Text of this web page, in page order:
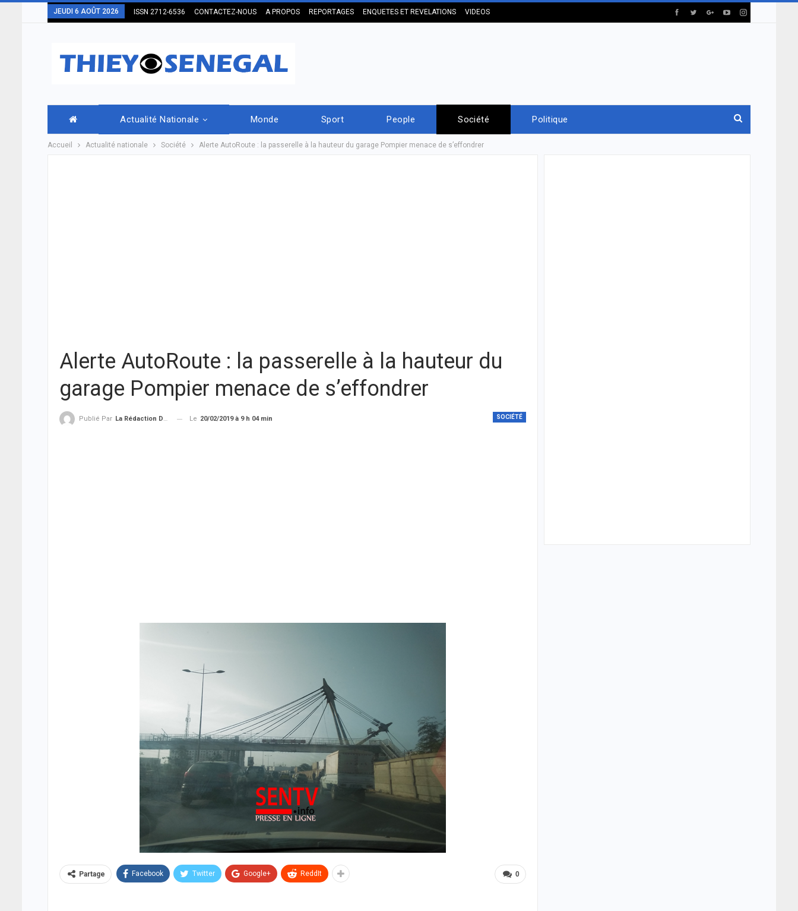
JEUDI 6 AOÛT 2026 ISSN 2712-6536 CONTACTEZ-NOUS A PROPOS REPORTAGES ENQUETES ET REVELATIONS VIDEOS
Actualité Nationale Monde Sport People Société Politique
Accueil Actualité nationale Société Alerte AutoRoute : la passerelle à la hauteur du garage Pompier menace de s’effondrer
Alerte AutoRoute : la passerelle à la hauteur du
garage Pompier menace de s’effondrer
SOCIÉTÉ
Publié Par La Rédaction De THIEYSENEGAL.com Le 20/02/2019 à 9 h 04 min
0
Partage Facebook Twitter Google+ ReddIt